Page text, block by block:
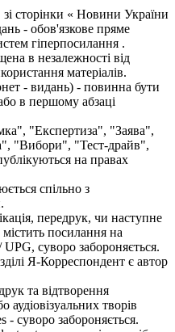
сторінки « Новини України
- обов'язкове пряме
гіперпосилання .
в незалежності від
матеріалів.
- видань) - повинна бути
в першому абзаці
"Експертиза", "Заява",
"Вибори", "Тест-драйв",
на правах
спільно з
передрук, чи наступне
посилання на
суворо забороняється.
Я-Корреспондент є автор
та відтворення
аудіовізуальних творів
- суворо забороняється.